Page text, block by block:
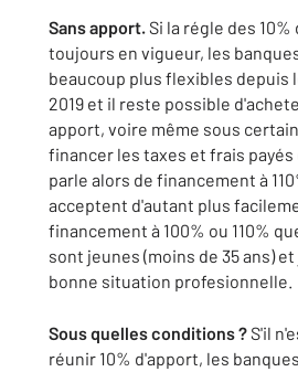
Sans apport.Si la régle des
toujours en vigueur, les
beaucoup plus flexibles depuis
2019 et il reste possible
apport, voire même sous
financer les taxes et frais payés
parle alors de financement à
acceptent d'autant plus
financement à 100% ou 110%
sont jeunes (moins de 35 ans)
bonne situation profesionnelle.
Sous quelles conditions ?S'il
réunir 10% d'apport, les